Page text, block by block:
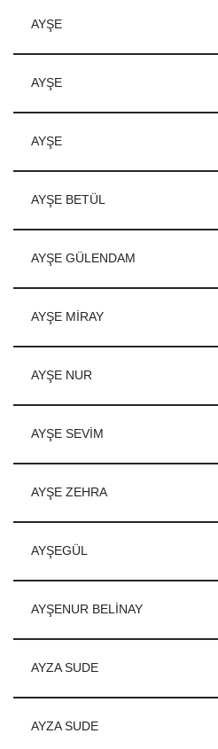
AYŞE
AYŞE
AYŞE
AYŞE BETÜL
AYŞE GÜLENDAM
AYŞE MİRAY
AYŞE NUR
AYŞE SEVİM
AYŞE ZEHRA
AYŞEGÜL
AYŞENUR BELİNAY
AYZA SUDE
AYZA SUDE